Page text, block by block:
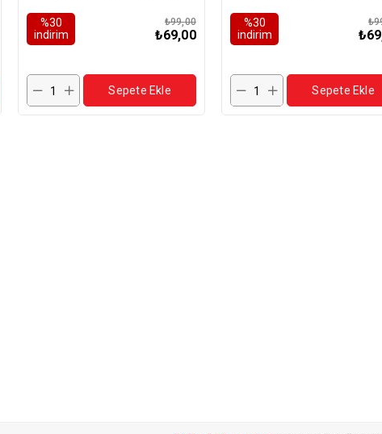
%30
i̇ndirim
₺69,00
₺99,00
Sepete Ekle
%30
i̇ndirim
Sepete Ekle